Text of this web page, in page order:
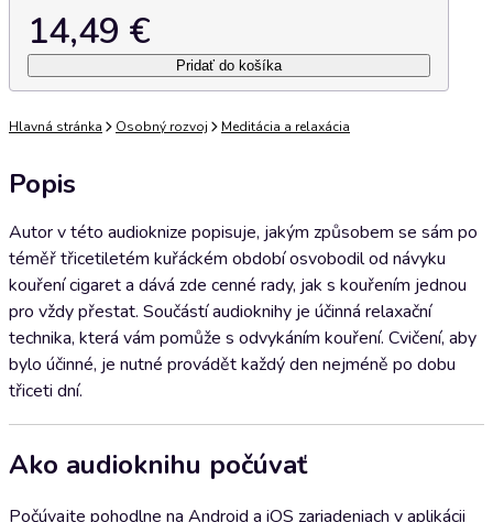
14,49 €
Pridať do košíka
Hlavná stránka Osobný rozvoj Meditácia a relaxácia
Popis
Autor v této audioknize popisuje, jakým způsobem se sám po
téměř třicetiletém kuřáckém období osvobodil od návyku
kouření cigaret a dává zde cenné rady, jak s kouřením jednou
pro vždy přestat. Součástí audioknihy je účinná relaxační
technika, která vám pomůže s odvykáním kouření. Cvičení, aby
bylo účinné, je nutné provádět každý den nejméně po dobu
třiceti dní.
Ako audioknihu počúvať
Počúvajte pohodlne na Android a iOS zariadeniach v aplikácii